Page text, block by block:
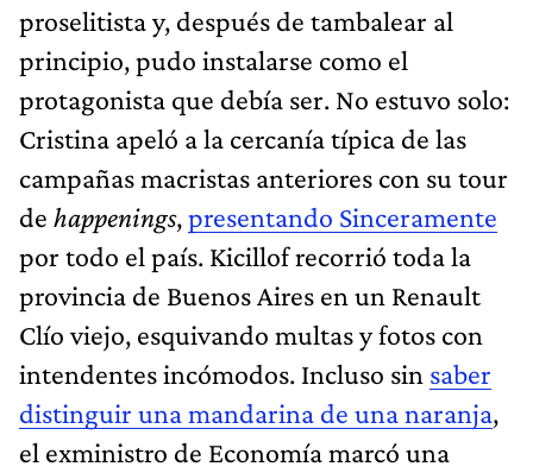
proselitista y, después de tambalear al
principio, pudo instalarse como el
protagonista que debía ser. No estuvo solo:
Cristina apeló a la cercanía típica de las
campañas macristas anteriores con su tour
de happenings,presentando Sinceramente
por todo el país. Kicillof recorrió toda la
provincia de Buenos Aires en un Renault
Clío viejo, esquivando multas y fotos con
intendentes incómodos. Incluso sin saber
distinguir una mandarina de una naranja,
el exministro de Economía marcó una